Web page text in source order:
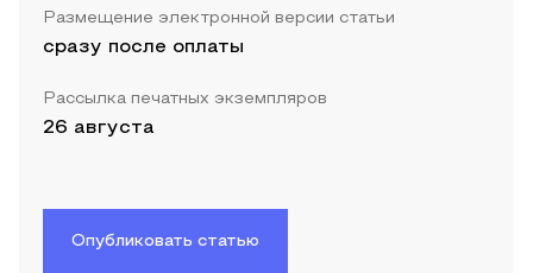
Размещение электронной версии статьи
сразу после оплаты
Рассылка печатных экземпляров
26 августа
Опубликовать статью